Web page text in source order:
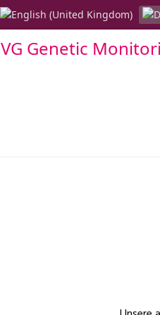
Select your language